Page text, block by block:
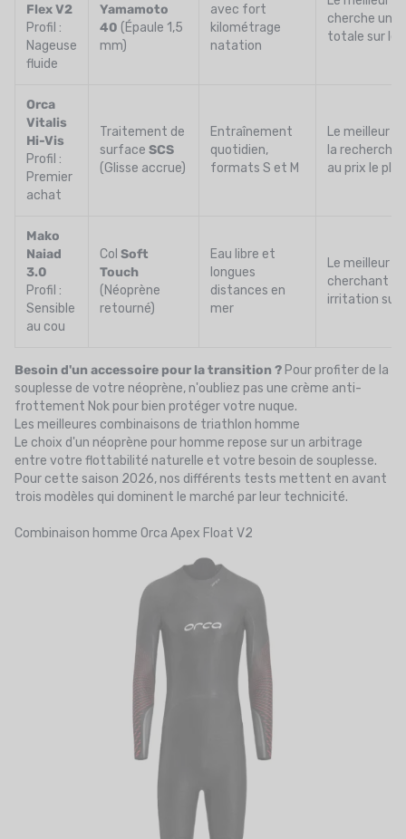
Flex V2
Profil :
Nageuse
fluide
Yamamoto
40 (Épaule 1,5
mm)
avec fort
kilométrage
natation
cherche une
totale sur les
Orca
Vitalis
Hi-Vis
Profil :
Premier
achat
Traitement de
surface SCS
(Glisse accrue)
Entraînement
quotidien,
formats S et M
Le meilleur
la
au prix le
Mako
Naiad
3.0
Profil :
Sensible
au cou
Col Soft
Touch
(Néoprène
retourné)
Eau libre et
longues
distances en
mer
Le meilleur
cherchant
irritation sur
Besoin d'un accessoire pour la transition ? Pour profiter de la
souplesse de votre néoprène, n'oubliez pas une crème anti-
frottement Nok pour bien protéger votre nuque.
Les meilleures combinaisons de triathlon homme
Le choix d'un néoprène pour homme repose sur un arbitrage
entre votre flottabilité naturelle et votre besoin de souplesse.
Pour cette saison 2026, nos différents tests mettent en avant
trois modèles qui dominent le marché par leur technicité.
Combinaison homme Orca Apex Float V2